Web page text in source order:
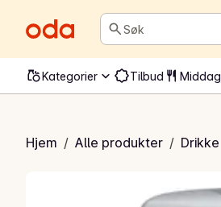
Søk
Kategorier Tilbud Middag
Hjem / Alle produkter / Drikke
Tea & Raspberry